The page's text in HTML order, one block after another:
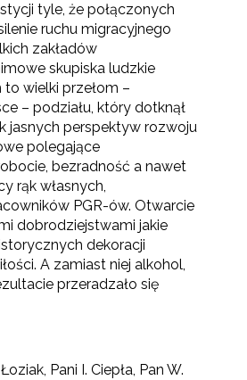
tyle, że połączonych
ruchu migracyjnego
zakładów
skupiska ludzkie
wielki przełom –
– podziału, który dotknął
jasnych perspektyw rozwoju
polegające
bezradność a nawet
rąk własnych,
PGR-ów. Otwarcie
dobrodziejstwami jakie
dekoracji
A zamiast niej alkohol,
przeradzało się
Pani I. Ciepła, Pan W.